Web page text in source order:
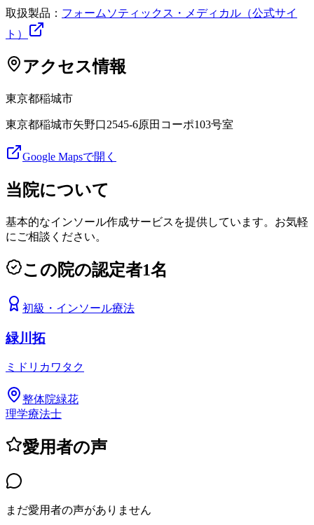
取扱製品： フォームソティックス・メディカル（公式サイ
ト）
アクセス情報
東京都稲城市
東京都稲城市矢野口2545-6原田コーポ103号室
Google Mapsで開く
当院について
基本的なインソール作成サービスを提供しています。お気軽
にご相談ください。
この院の認定者1名
初級 ・ インソール療法
緑川拓
ミドリカワタク
整体院緑花
理学療法士
愛用者の声
まだ愛用者の声がありません